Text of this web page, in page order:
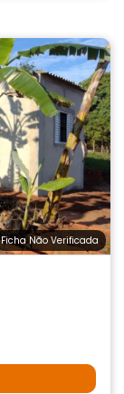
Ficha Não Verificada